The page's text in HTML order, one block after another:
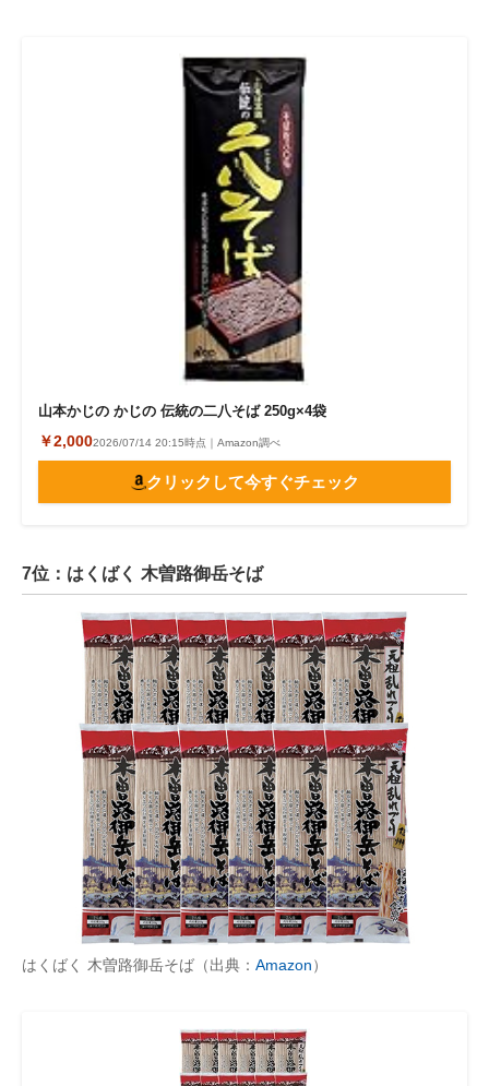
山本かじの かじの 伝統の二八そば 250g×4袋
￥2,0002026/07/14 20:15時点｜Amazon調べ
クリックして今すぐチェック
7位：はくばく 木曽路御岳そば
はくばく 木曽路御岳そば（出典： Amazon）